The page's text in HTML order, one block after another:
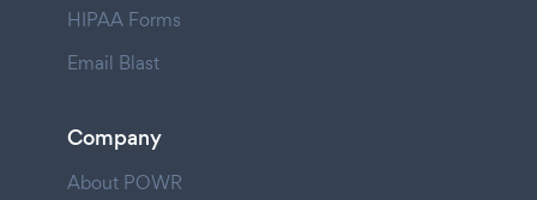
HIPAA Forms
Email Blast
Company
About POWR